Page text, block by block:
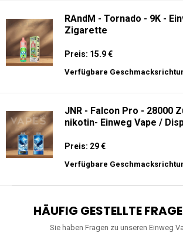
RAndM - Tornado - 9K -
Zigarette
Preis: 15.9 €
Verfügbare
JNR - Falcon Pro - 28000
nikotin- Einweg Vape /
Preis: 29 €
Verfügbare
HÄUFIG GESTELLTE
Sie haben Fragen zu unseren Einweg